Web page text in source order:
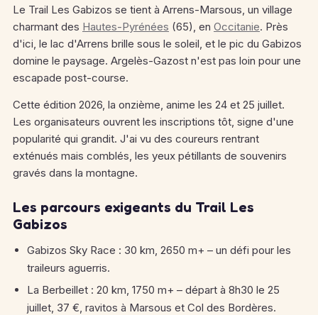
Le Trail Les Gabizos se tient à Arrens-Marsous, un village
charmant des Hautes-Pyrénées (65), en Occitanie. Près
d'ici, le lac d'Arrens brille sous le soleil, et le pic du Gabizos
domine le paysage. Argelès-Gazost n'est pas loin pour une
escapade post-course.
Cette édition 2026, la onzième, anime les 24 et 25 juillet.
Les organisateurs ouvrent les inscriptions tôt, signe d'une
popularité qui grandit. J'ai vu des coureurs rentrant
exténués mais comblés, les yeux pétillants de souvenirs
gravés dans la montagne.
Les parcours exigeants du Trail Les
Gabizos
Gabizos Sky Race : 30 km, 2650 m+ – un défi pour les
traileurs aguerris.
La Berbeillet : 20 km, 1750 m+ – départ à 8h30 le 25
juillet, 37 €, ravitos à Marsous et Col des Bordères.